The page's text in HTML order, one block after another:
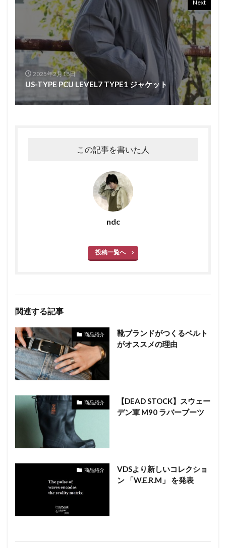
Next
2025年2月18日
US-TYPE PCU LEVEL7 TYPE1 ジャケット
この記事を書いた人
ndc
投稿一覧へ
関連する記事
商品紹介
靴ブランドがつくるベルト
がオススメの理由
商品紹介
【DEAD STOCK】スウェー
デン軍 M90 ラバーブーツ
商品紹介
VDSより新しいコレクショ
ン 「W.E.R.M」 を発表